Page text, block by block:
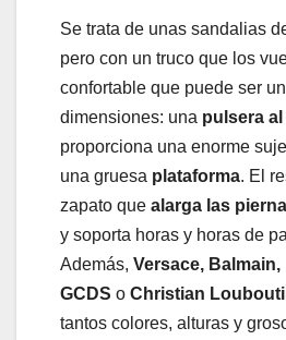
Se trata de unas sandalias
pero con un truco que los
confortable que puede ser
dimensiones: una pulsera
proporciona una enorme
una gruesa plataforma. El
zapato que alarga las
y soporta horas y horas de
Además, Versace, Balmain,
GCDS o Christian
tantos colores, alturas y